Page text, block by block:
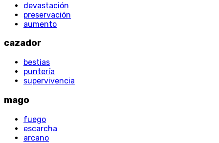
devastación
preservación
aumento
cazador
bestias
puntería
supervivencia
mago
fuego
escarcha
arcano